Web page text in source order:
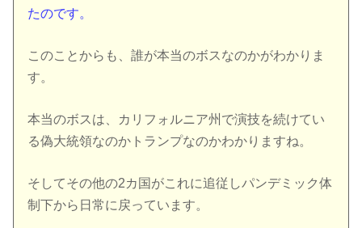
たのです。
このことからも、誰が本当のボスなのかがわかりま
す。
本当のボスは、カリフォルニア州で演技を続けてい
る偽大統領なのかトランプなのかわかりますね。
そしてその他の2カ国がこれに追従しパンデミック体
制下から日常に戻っています。